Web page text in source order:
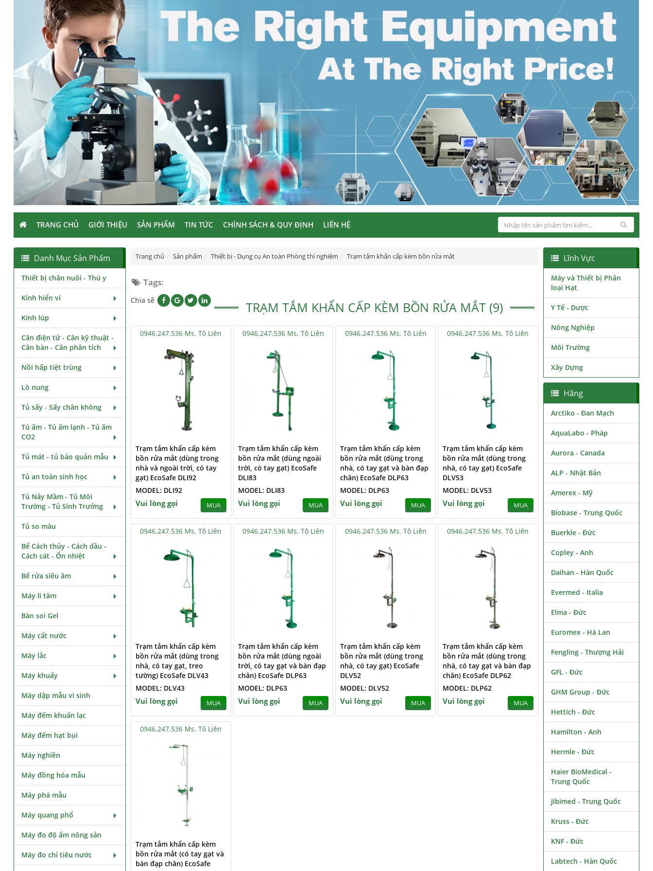
TRANG CHỦ GIỚI THIỆU SẢN PHẨM TIN TỨC CHÍNH SÁCH & QUY ĐỊNH LIÊN HỆ
Trang chủ Sản phẩm Thiết bị - Dụng cụ An toàn Phòng thí nghiệm Trạm tắm khẩn cấp kèm bồn rửa mắt
Tags:
TRẠM TẮM KHẨN CẤP KÈM BỒN RỬA MẮT (9)
Chia sẽ
0946.247.536 Ms. Tô Liên
Trạm tắm khẩn cấp kèm
bồn rửa mắt (dùng trong
nhà và ngoài trời, có tay
gạt) EcoSafe DLI92
MODEL: DLI92
Vui lòng gọi MUA
0946.247.536 Ms. Tô Liên
Trạm tắm khẩn cấp kèm
bồn rửa mắt (dùng ngoài
trời, có tay gạt) EcoSafe
DLI83
MODEL: DLI83
Vui lòng gọi MUA
0946.247.536 Ms. Tô Liên
Trạm tắm khẩn cấp kèm
bồn rửa mắt (dùng trong
nhà, có tay gạt và bàn đạp
chân) EcoSafe DLP63
MODEL: DLP63
Vui lòng gọi MUA
0946.247.536 Ms. Tô Liên
Trạm tắm khẩn cấp kèm
bồn rửa mắt (dùng trong
nhà, có tay gạt) EcoSafe
DLV53
MODEL: DLV53
Vui lòng gọi MUA
0946.247.536 Ms. Tô Liên
Trạm tắm khẩn cấp kèm
bồn rửa mắt (dùng trong
nhà, có tay gạt, treo
tường) EcoSafe DLV43
MODEL: DLV43
Vui lòng gọi MUA
0946.247.536 Ms. Tô Liên
Trạm tắm khẩn cấp kèm
bồn rửa mắt (dùng ngoài
trời, có tay gạt và bàn đạp
chân) EcoSafe DLP63
MODEL: DLP63
Vui lòng gọi MUA
0946.247.536 Ms. Tô Liên
Trạm tắm khẩn cấp kèm
bồn rửa mắt (dùng trong
nhà, có tay gạt) EcoSafe
DLV52
MODEL: DLV52
Vui lòng gọi MUA
0946.247.536 Ms. Tô Liên
Trạm tắm khẩn cấp kèm
bồn rửa mắt (dùng trong
nhà, có tay gạt và bàn đạp
chân) EcoSafe DLP62
MODEL: DLP62
Vui lòng gọi MUA
0946.247.536 Ms. Tô Liên
Trạm tắm khẩn cấp kèm
bồn rửa mắt (có tay gạt và
bàn đạp chân) EcoSafe
Danh Mục Sản Phẩm
Thiết bị chăn nuôi - Thú y
Kính hiển vi
Kính lúp
Cân điện tử - Cân kỹ thuật -
Cân bàn - Cân phân tích
Nồi hấp tiệt trùng
Lò nung
Tủ sấy - Sấy chân không
Tủ ấm - Tủ ấm lạnh - Tủ ấm
CO2
Tủ mát - tủ bảo quản mẫu
Tủ an toàn sinh học
Tủ Nảy Mầm - Tủ Môi
Trường - Tủ Sinh Trưởng
Tủ so màu
Bể Cách thủy - Cách dầu -
Cách cát - Ổn nhiệt
Bể rửa siêu âm
Máy li tâm
Bàn soi Gel
Máy cất nước
Máy lắc
Máy khuấy
Máy dập mẫu vi sinh
Máy đếm khuẩn lạc
Máy đếm hạt bụi
Máy nghiền
Máy đồng hóa mẫu
Máy phá mẫu
Máy quang phổ
Máy đo độ ẩm nông sản
Máy đo chỉ tiêu nước
Lĩnh Vực
Máy và Thiết bị Phân
loại Hạt
Y Tế - Dược
Nông Nghiệp
Môi Trường
Xây Dựng
Hãng
Arctiko - Đan Mạch
AquaLabo - Pháp
Aurora - Canada
ALP - Nhật Bản
Amerex - Mỹ
Biobase - Trung Quốc
Buerkle - Đức
Copley - Anh
Daihan - Hàn Quốc
Evermed - Italia
Elma - Đức
Euromex - Hà Lan
Fengling - Thượng Hải
GFL - Đức
GHM Group - Đức
Hettich - Đức
Hamilton - Anh
Hermle - Đức
Haier BioMedical -
Trung Quốc
Jibimed - Trung Quốc
Kruss - Đức
KNF - Đức
Labtech - Hàn Quốc